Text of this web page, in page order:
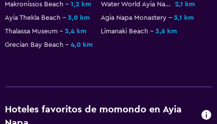
Mesa de billar
Windsurf
Bañera de hidromasaje
Toallas para piscina
Makronissos Beach
1,2 km Water World Ayia Napa
2,1 km
Ayia Thekla Beach
3,0 km Agia Napa Monastery
3,1 km
Thalassa Museum
3,4 km Limanaki Beach
3,6 km
Grecian Bay Beach
4,0 km
Hoteles favoritos de momondo en Ayia